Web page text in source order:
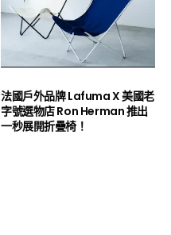
法國戶外品牌 Lafuma X 美國老
字號選物店 Ron Herman 推出
一秒展開折疊椅！